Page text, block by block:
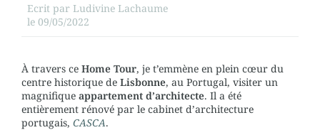
Ecrit par Ludivine Lachaume
le 09/05/2022
À travers ce Home Tour, je t’emmène en plein cœur du
centre historique de Lisbonne, au Portugal, visiter un
magnifique appartement d’architecte. Il a été
entièrement rénové par le cabinet d’architecture
portugais, CASCA.